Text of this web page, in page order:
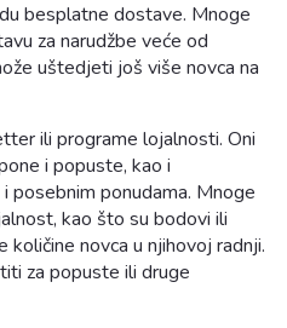
besplatne dostave. Mnoge
za narudžbe veće od
uštedjeti još više novca na
ili programe lojalnosti. Oni
i popuste, kao i
posebnim ponudama. Mnoge
kao što su bodovi ili
novca u njihovoj radnji.
za popuste ili druge